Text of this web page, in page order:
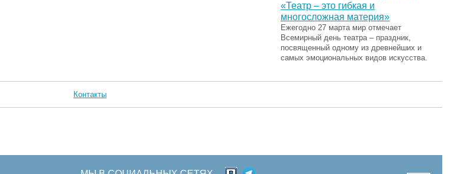
«Театр – это гибкая и
многосложная материя»
Ежегодно 27 марта мир отмечает
Всемирный день театра – праздник,
посвященный одному из древнейших и
самых эмоциональных видов искусства.
Контакты